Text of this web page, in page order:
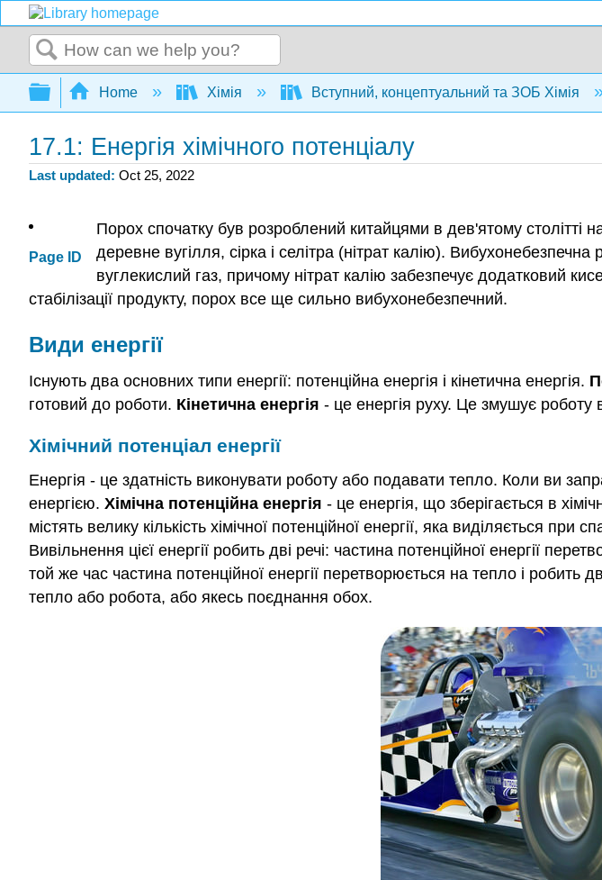
Search
Expand/collapse global hierarchy
Home Хімія Вступний, концептуальний та ЗОБ Хімія
17.1: Енергія хімічного потенціалу
Last updated Oct 25, 2022
Page ID
Порох спочатку був розроблений китайцями в дев'ятому столітті
деревне вугілля, сірка і селітра (нітрат калію).
вуглекислий газ, причому нітрат калію забезпечує додатковий
стабілізації продукту, порох все ще сильно вибухонебезпечний.
Види енергії
Існують два основних типи енергії: потенційна енергія і кінетична енергія.
готовий до роботи. Кінетична енергія - це енергія руху. Це змушує роботу
Хімічний потенціал енергії
Енергія - це здатність виконувати роботу або подавати тепло. Коли ви
енергією. Хімічна потенційна енергія - це енергія, що зберігається в
містять велику кількість хімічної потенційної енергії, яка виділяється
Вивільнення цієї енергії робить дві речі: частина потенційної енергії
той же час частина потенційної енергії перетворюється на тепло і
тепло або робота, або якесь поєднання обох.